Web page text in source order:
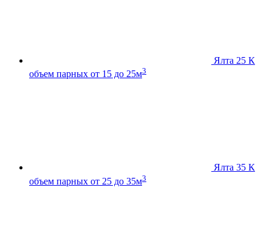
Ялта 25 К
объем парных от 15 до 25м3
Ялта 35 К
объем парных от 25 до 35м3